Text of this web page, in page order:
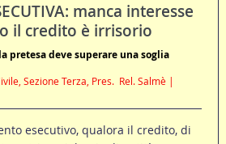
manca interesse
il credito è irrisorio
pretesa deve superare una soglia
Sezione Terza, Pres.  Rel. Salmè |
esecutivo, qualora il credito, di